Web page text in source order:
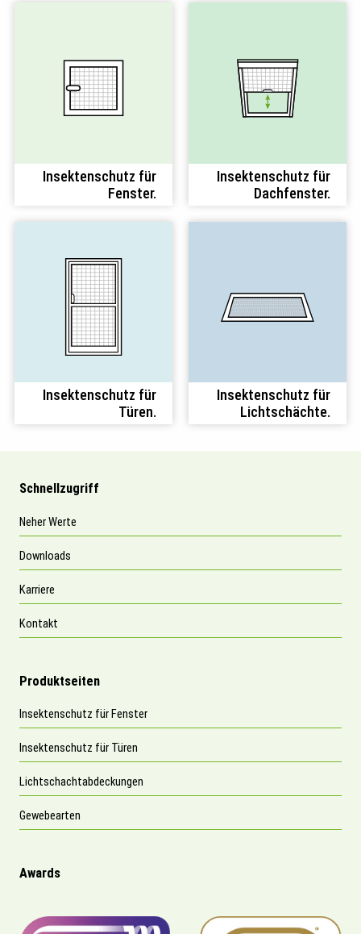
Insektenschutz für
Fenster.
Insektenschutz für
Dachfenster.
Insektenschutz für
Türen.
Insektenschutz für
Lichtschächte.
Schnellzugriff
Neher Werte
Downloads
Karriere
Kontakt
Produktseiten
Insektenschutz für Fenster
Insektenschutz für Türen
Lichtschachtabdeckungen
Gewebearten
Awards